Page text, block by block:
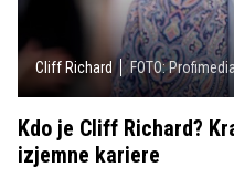
Cliff Richard FOTO: Profimedia
Kdo je Cliff Richard?
izjemne kariere